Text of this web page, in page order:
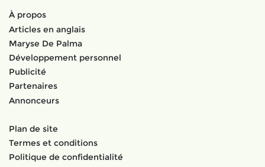
À propos
Articles en anglais
Maryse De Palma
Développement personnel
Publicité
Partenaires
Annonceurs
Plan de site
Termes et conditions
Politique de confidentialité